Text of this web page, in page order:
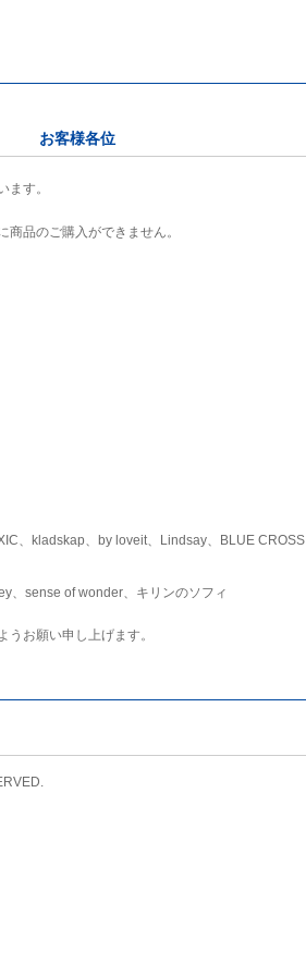
お客様各位
ます。
品のご購入ができません。
、kladskap、by loveit、Lindsay、BLUE CROSS
、sense of wonder、キリンのソフィ
お願い申し上げます。